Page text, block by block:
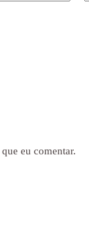
eu comentar.